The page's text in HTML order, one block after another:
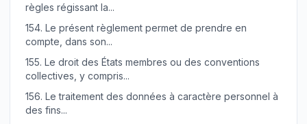
règles régissant la...
154. Le présent règlement permet de prendre en
compte, dans son...
155. Le droit des États membres ou des conventions
collectives, y compris...
156. Le traitement des données à caractère personnel à
des fins...